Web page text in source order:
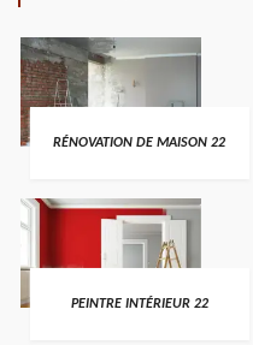
RÉNOVATION DE MAISON 22
PEINTRE INTÉRIEUR 22